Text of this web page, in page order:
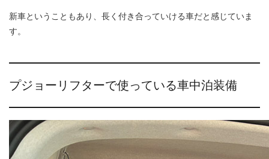
新車ということもあり、長く付き合っていける車だと感じていま
す。
プジョーリフターで使っている車中泊装備